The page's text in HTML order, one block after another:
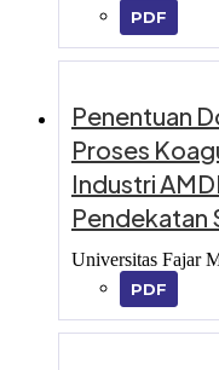
PDF
Penentuan
Proses
Industri
Pendekatan
Universitas Fajar
PDF